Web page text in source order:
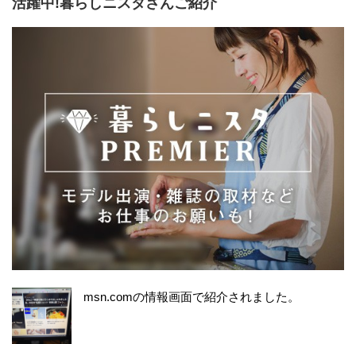
活躍中!暮らしニスタさんご紹介
msn.comの情報画面で紹介されました。